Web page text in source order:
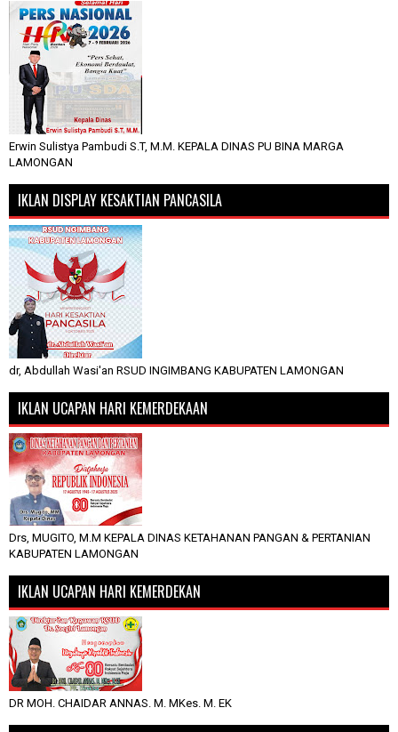
Erwin Sulistya Pambudi S.T, M.M. KEPALA DINAS PU BINA MARGA
LAMONGAN
IKLAN DISPLAY KESAKTIAN PANCASILA
dr, Abdullah Wasi'an RSUD INGIMBANG KABUPATEN LAMONGAN
IKLAN UCAPAN HARI KEMERDEKAAN
Drs, MUGITO, M.M KEPALA DINAS KETAHANAN PANGAN & PERTANIAN
KABUPATEN LAMONGAN
IKLAN UCAPAN HARI KEMERDEKAN
DR MOH. CHAIDAR ANNAS. M. MKes. M. EK